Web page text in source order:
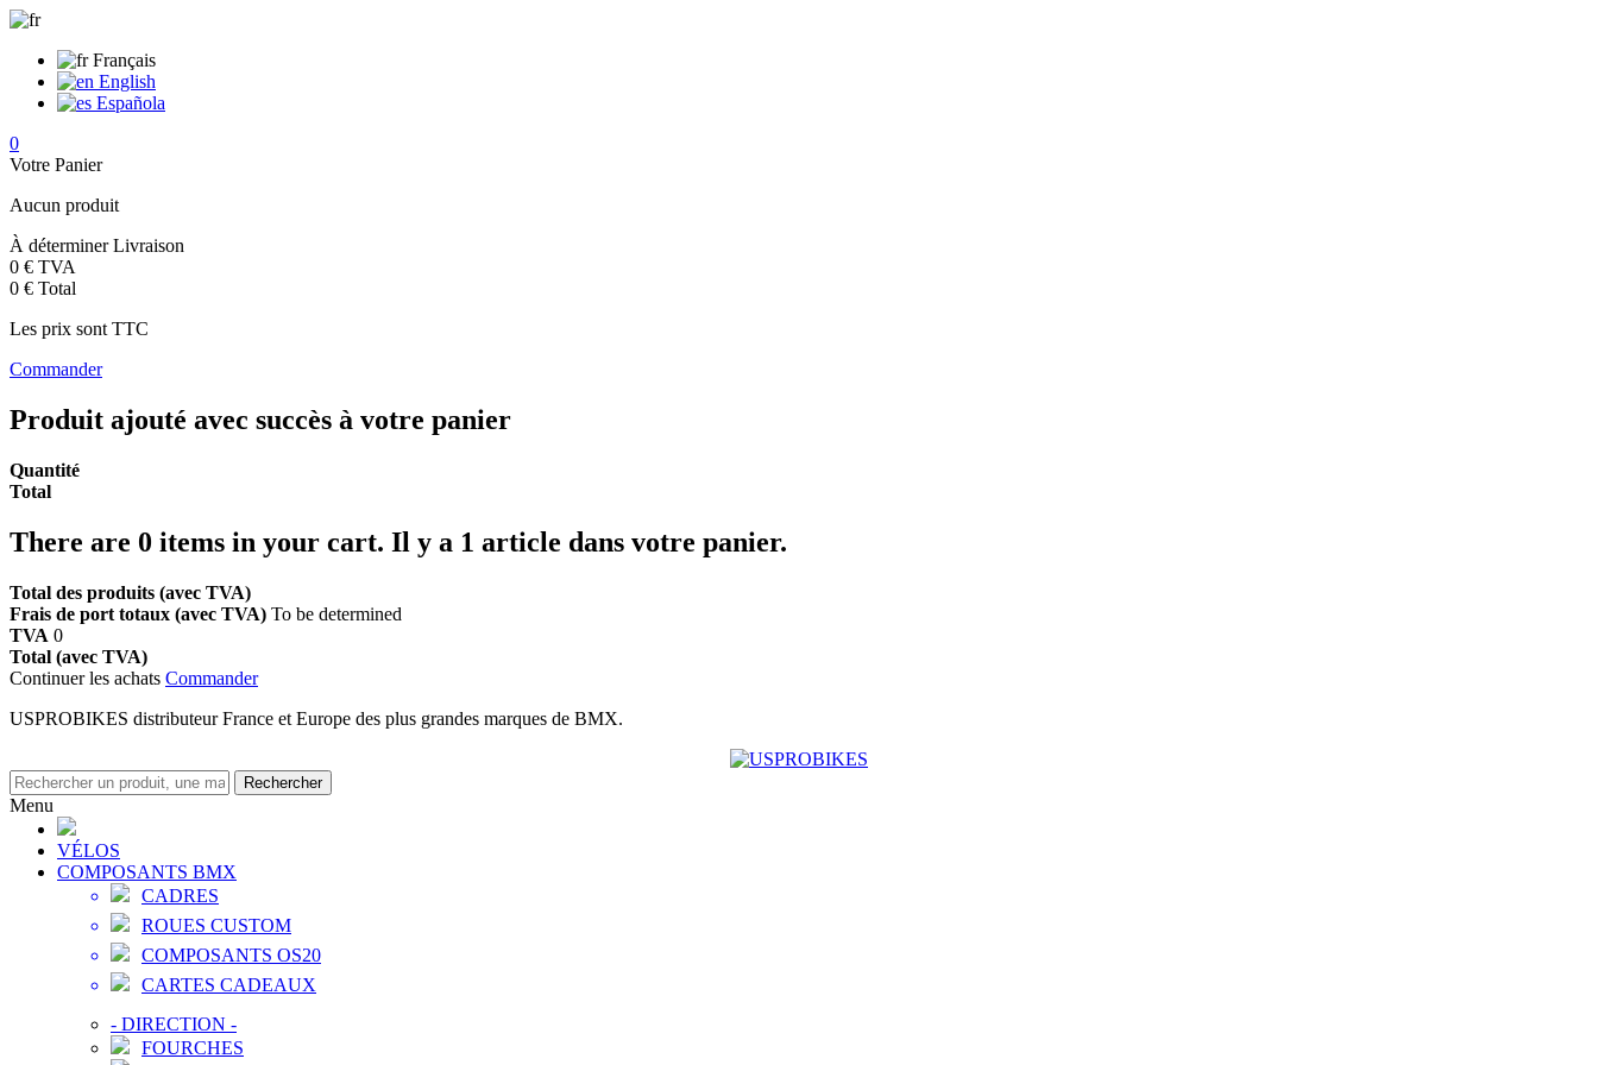
Français
English
Española
0
Votre Panier
Aucun produit
À déterminerLivraison
0 € TVA
0 € Total
Les prix sont TTC
Commander
Produit ajouté avec succès à votre panier
Quantité
Total
There are 0 items in your cart. Il y a 1 article dans votre panier.
Total des produits (avec TVA)
Frais de port totaux (avec TVA) To be determined
TVA 0
Total (avec TVA)
Continuer les achats Commander
USPROBIKES distributeur France et Europe des plus grandes marques de BMX.
Rechercher
Menu
VÉLOS
COMPOSANTS BMX
CADRES
ROUES CUSTOM
COMPOSANTS OS20
CARTES CADEAUX
- DIRECTION -
FOURCHES